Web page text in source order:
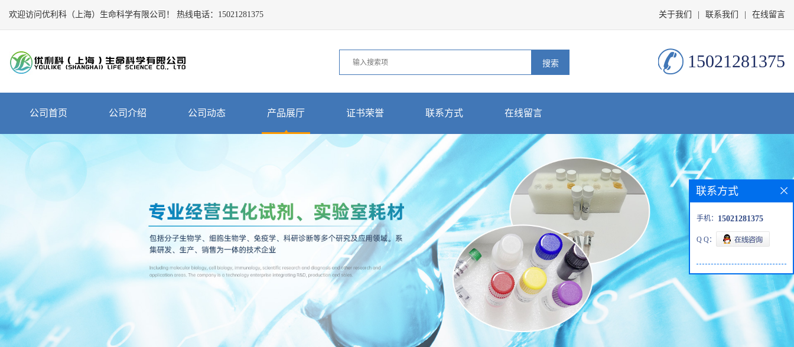
欢迎访问优利科（上海）生命科学有限公司！ 热线电话： 15021281375 关于我们 联系我们 在线留言
15021281375
Close
司
首
介
绍
证
书
荣
誉
公司首页 公司介绍 公司动态 产品展厅 证书荣誉 联系方式 在线留言
联系方式
手机： 15021281375
Q Q：